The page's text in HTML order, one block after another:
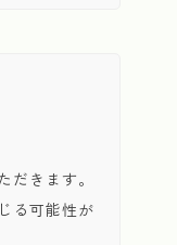
きます。
る可能性が